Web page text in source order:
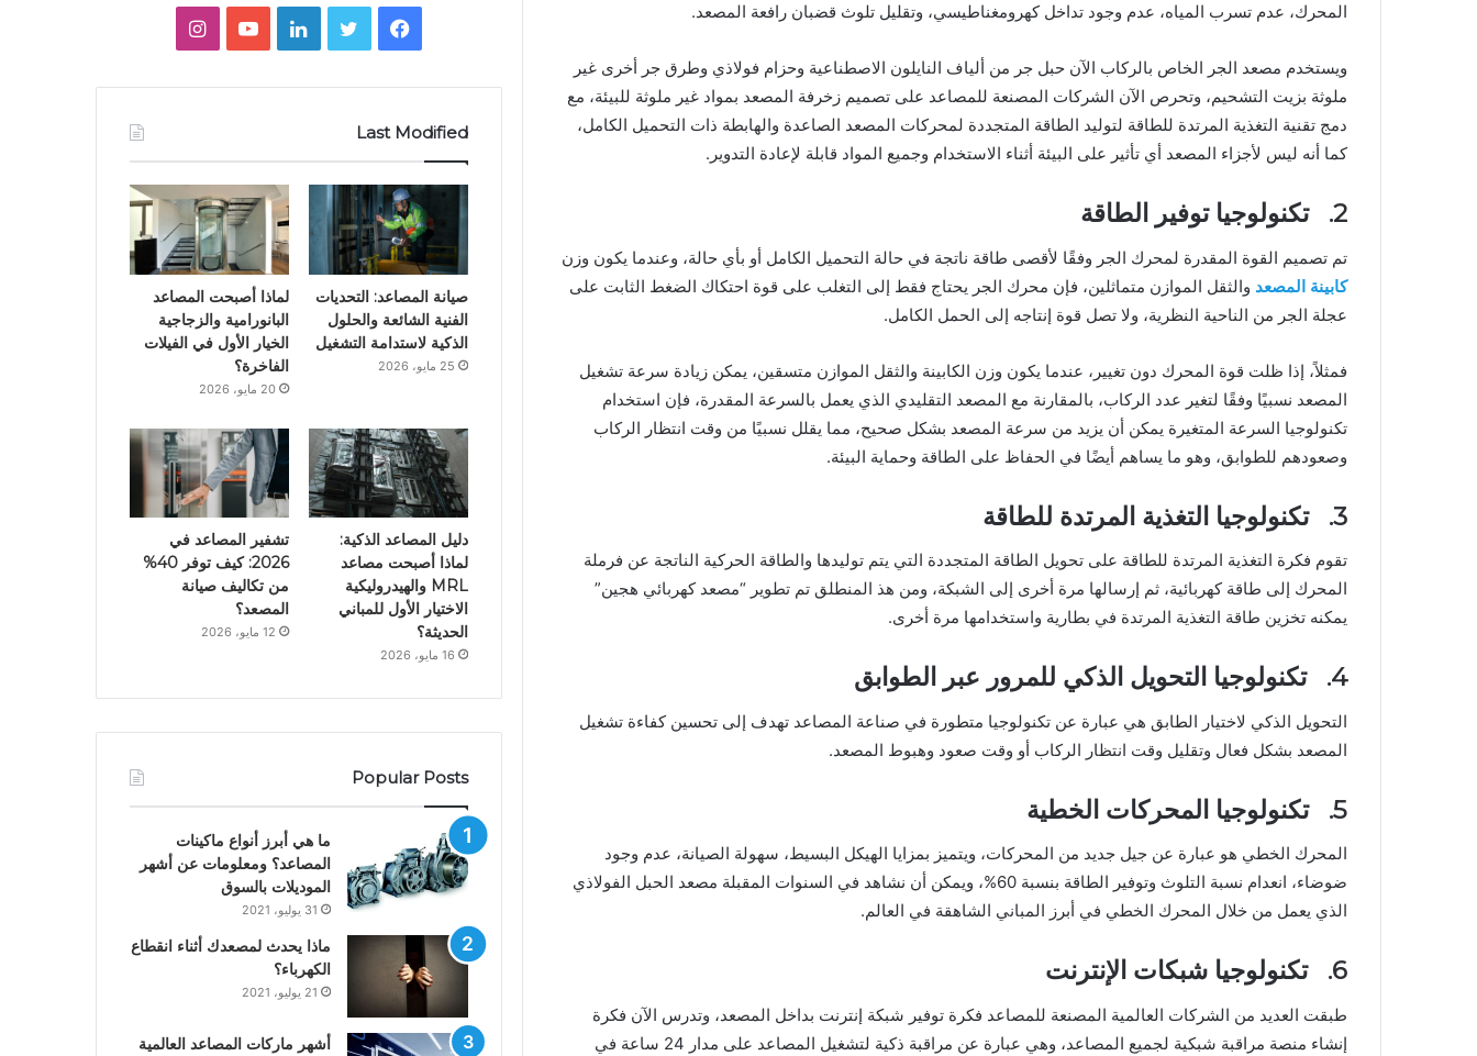
المحرك، عدم تسرب المياه، عدم وجود تداخل كهرومغناطيسي، وتقليل تلوث قضبان رافعة المصعد.
ويستخدم مصعد الجر الخاص بالركاب الآن حبل جر من ألياف النايلون الاصطناعية وحزام فولاذي وطرق جر أخرى غير
ملوثة بزيت التشحيم، وتحرص الآن الشركات المصنعة للمصاعد على تصميم زخرفة المصعد بمواد غير ملوثة للبيئة، مع
دمج تقنية التغذية المرتدة للطاقة لتوليد الطاقة المتجددة لمحركات المصعد الصاعدة والهابطة ذات التحميل الكامل،
كما أنه ليس لأجزاء المصعد أي تأثير على البيئة أثناء الاستخدام وجميع المواد قابلة لإعادة التدوير.
2. تكنولوجيا توفير الطاقة
تم تصميم القوة المقدرة لمحرك الجر وفقًا لأقصى طاقة ناتجة في حالة التحميل الكامل أو بأي حالة، وعندما يكون وزن
كابينة المصعد والثقل الموازن متماثلين، فإن محرك الجر يحتاج فقط إلى التغلب على قوة احتكاك الضغط الثابت على
عجلة الجر من الناحية النظرية، ولا تصل قوة إنتاجه إلى الحمل الكامل.
فمثلاً، إذا ظلت قوة المحرك دون تغيير، عندما يكون وزن الكابينة والثقل الموازن متسقين، يمكن زيادة سرعة تشغيل
المصعد نسبيًا وفقًا لتغير عدد الركاب، بالمقارنة مع المصعد التقليدي الذي يعمل بالسرعة المقدرة، فإن استخدام
تكنولوجيا السرعة المتغيرة يمكن أن يزيد من سرعة المصعد بشكل صحيح، مما يقلل نسبيًا من وقت انتظار الركاب
وصعودهم للطوابق، وهو ما يساهم أيضًا في الحفاظ على الطاقة وحماية البيئة.
3. تكنولوجيا التغذية المرتدة للطاقة
تقوم فكرة التغذية المرتدة للطاقة على تحويل الطاقة المتجددة التي يتم توليدها والطاقة الحركية الناتجة عن فرملة
المحرك إلى طاقة كهربائية، ثم إرسالها مرة أخرى إلى الشبكة، ومن هذ المنطلق تم تطوير “مصعد كهربائي هجين”
يمكنه تخزين طاقة التغذية المرتدة في بطارية واستخدامها مرة أخرى.
4. تكنولوجيا التحويل الذكي للمرور عبر الطوابق
التحويل الذكي لاختيار الطابق هي عبارة عن تكنولوجيا متطورة في صناعة المصاعد تهدف إلى تحسين كفاءة تشغيل
المصعد بشكل فعال وتقليل وقت انتظار الركاب أو وقت صعود وهبوط المصعد.
5. تكنولوجيا المحركات الخطية
المحرك الخطي هو عبارة عن جيل جديد من المحركات، ويتميز بمزايا الهيكل البسيط، سهولة الصيانة، عدم وجود
ضوضاء، انعدام نسبة التلوث وتوفير الطاقة بنسبة 60%، ويمكن أن نشاهد في السنوات المقبلة مصعد الحبل الفولاذي
الذي يعمل من خلال المحرك الخطي في أبرز المباني الشاهقة في العالم.
6. تكنولوجيا شبكات الإنترنت
طبقت العديد من الشركات العالمية المصنعة للمصاعد فكرة توفير شبكة إنترنت بداخل المصعد، وتدرس الآن فكرة
إنشاء منصة مراقبة شبكية لجميع المصاعد، وهي عبارة عن مراقبة ذكية لتشغيل المصاعد على مدار 24 ساعة في
ب
و
ك
ت
ر
ل
ك
د
إ
ن
ي
و
ب
ا
ت
ق
ر
ا
م
Last Modified
صيانة المصاعد: التحديات
الفنية الشائعة والحلول
الذكية لاستدامة التشغيل
25 مايو، 2026
لماذا أصبحت المصاعد
البانورامية والزجاجية
الخيار الأول في الفيلات
الفاخرة؟
20 مايو، 2026
دليل المصاعد الذكية:
لماذا أصبحت مصاعد
MRL والهيدروليكية
الاختيار الأول للمباني
الحديثة؟
16 مايو، 2026
تشفير المصاعد في
2026: كيف توفر 40%
من تكاليف صيانة
المصعد؟
12 مايو، 2026
Popular Posts
ما هي أبرز أنواع ماكينات
المصاعد؟ ومعلومات عن أشهر
الموديلات بالسوق
31 يوليو، 2021
ماذا يحدث لمصعدك أثناء انقطاع
الكهرباء؟
21 يوليو، 2021
أشهر ماركات المصاعد العالمية